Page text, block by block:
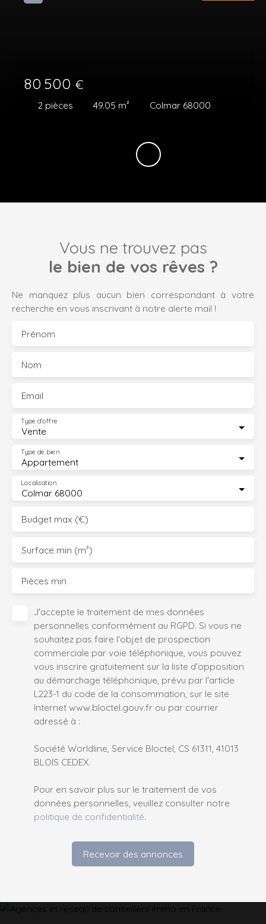
80 500 €
2 pièces 49.05 m² Colmar 68000
Vous ne trouvez pas
le bien de vos rêves ?
Ne manquez plus aucun bien correspondant à votre
recherche en vous inscrivant à notre alerte mail !
Prénom
Nom
Email
Vente
Type d'offre
Appartement
Type de bien
Colmar 68000
Localisation
Budget max (€)
Surface min (m²)
Pièces min
J'accepte le traitement de mes données
personnelles conformément au RGPD. Si vous ne
souhaitez pas faire l'objet de prospection
commerciale par voie téléphonique, vous pouvez
vous inscrire gratuitement sur la liste d'opposition
au démarchage téléphonique, prévu par l'article
L223-1 du code de la consommation, sur le site
Internet www.bloctel.gouv.fr ou par courrier
adressé à :
Société Worldline, Service Bloctel, CS 61311, 41013
BLOIS CEDEX.
Pour en savoir plus sur le traitement de vos
données personnelles, veuillez consulter notre
politique de confidentialité.
Recevoir des annonces